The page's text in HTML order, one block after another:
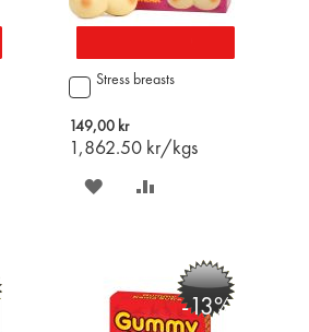
Stress breasts
149,00 kr
1,862.50 kr/kgs
Lägg
i
varukorgen
SPARA
ÖNSKELISTAN
JÄMFÖR
-13%